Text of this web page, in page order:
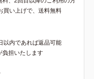
買い上げで、送料無料
以内であれば返品可能
担いたします